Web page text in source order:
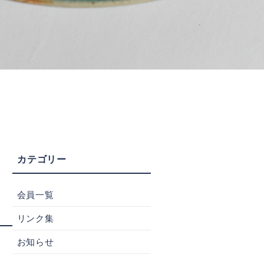
会員一覧
リンク集
お知らせ